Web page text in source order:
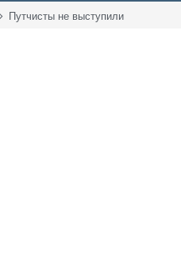
Путчисты не выступили